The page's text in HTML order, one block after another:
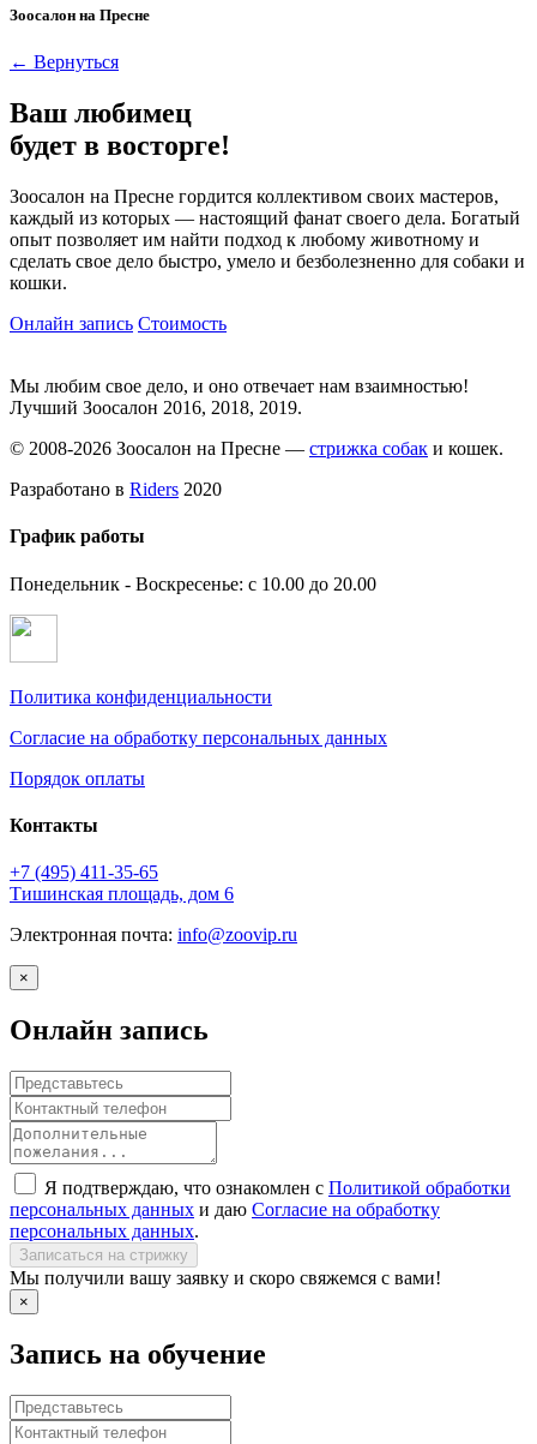
Зоосалон на Пресне
← Вернуться
Ваш любимец
будет в восторге!
Зоосалон на Пресне гордится коллективом своих мастеров,
каждый из которых — настоящий фанат своего дела. Богатый
опыт позволяет им найти подход к любому животному и
сделать свое дело быстро, умело и безболезненно для собаки и
кошки.
Онлайн запись Стоимость
Мы любим свое дело, и оно отвечает нам взаимностью!
Лучший Зоосалон 2016, 2018, 2019.
© 2008-2026 Зоосалон на Пресне — стрижка собак и кошек.
Разработано в Riders 2020
График работы
Понедельник - Воскресенье: с 10.00 до 20.00
Политика конфиденциальности
Согласие на обработку персональных данных
Порядок оплаты
Контакты
+7 (495) 411-35-65
Тишинская площадь, дом 6
Электронная почта: info@zoovip.ru
×
Онлайн запись
Я подтверждаю, что ознакомлен с Политикой обработки
персональных данных и даю Согласие на обработку
персональных данных.
Записаться на стрижку
Мы получили вашу заявку и скоро свяжемся с вами!
×
Запись на обучение